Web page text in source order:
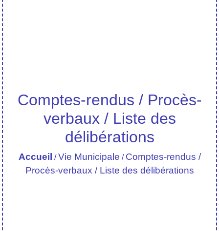
Comptes-rendus / Procès-
verbaux / Liste des
délibérations
Accueil /Vie Municipale / Comptes-rendus /
Procès-verbaux / Liste des délibérations